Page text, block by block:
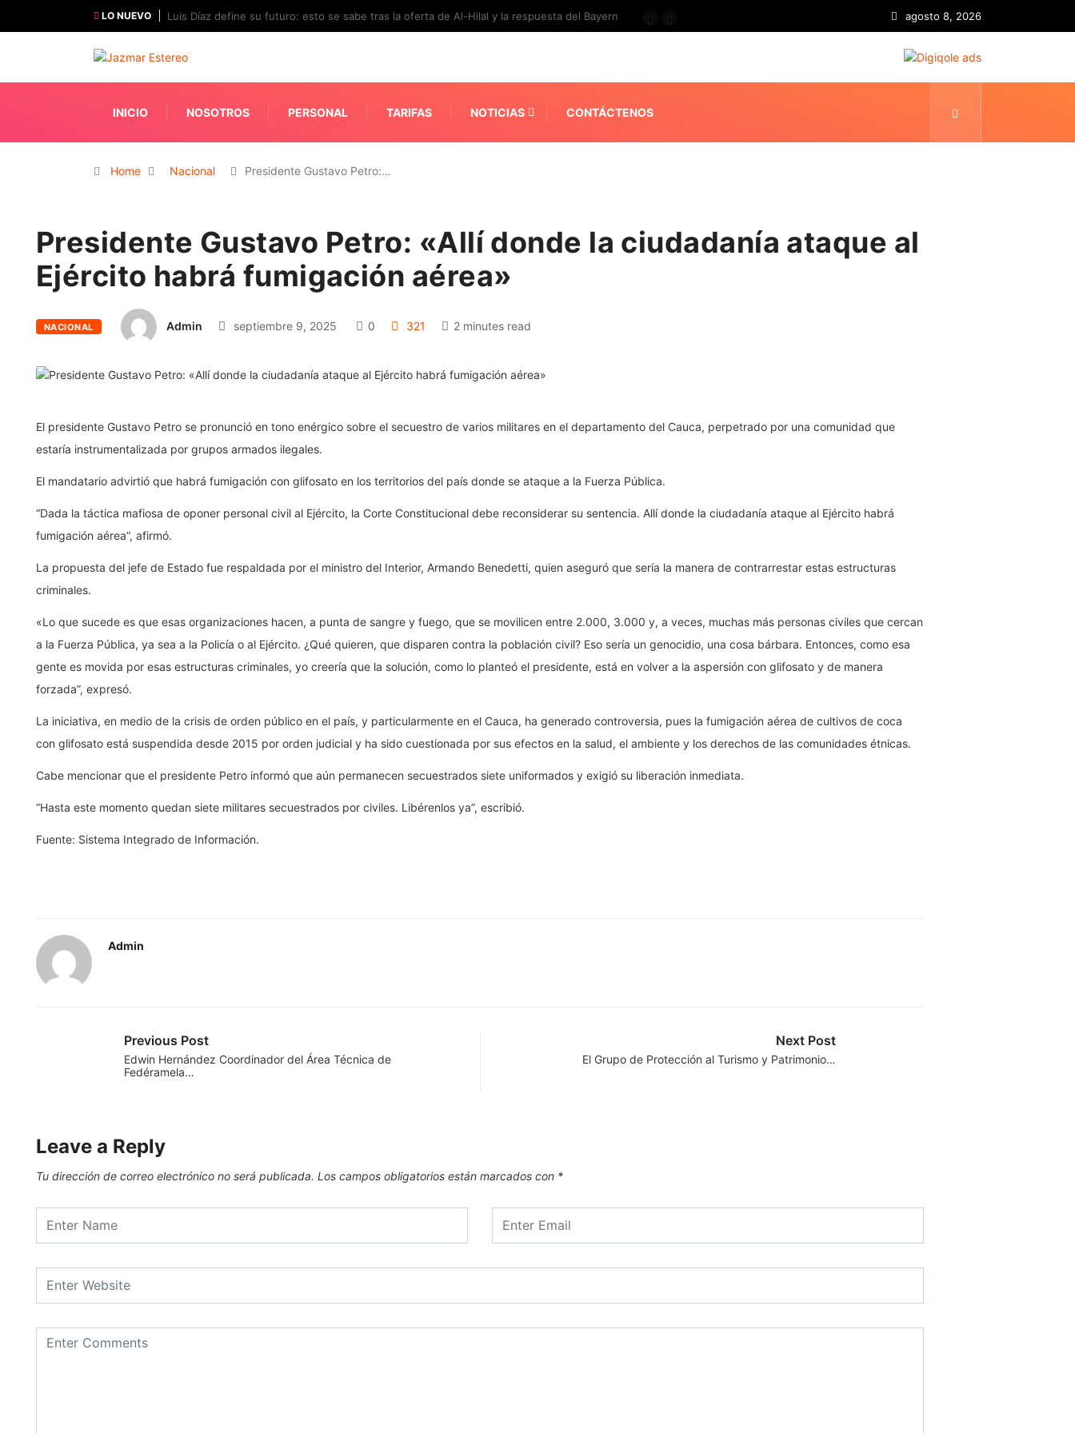
LO NUEVO Luis Díaz define su futuro: esto se sabe tras la oferta de Al-Hilal y la respuesta del Bayern agosto 8, 2026
INICIO NOSOTROS PERSONAL TARIFAS NOTICIAS CONTÁCTENOS
Home Nacional Presidente Gustavo Petro:…
Presidente Gustavo Petro: «Allí donde la ciudadanía ataque al
Ejército habrá fumigación aérea»
NACIONAL Admin septiembre 9, 2025 0 321 2 minutes read
El presidente Gustavo Petro se pronunció en tono enérgico sobre el secuestro de varios militares en el departamento del Cauca, perpetrado por una comunidad que
estaría instrumentalizada por grupos armados ilegales.
El mandatario advirtió que habrá fumigación con glifosato en los territorios del país donde se ataque a la Fuerza Pública.
“Dada la táctica mafiosa de oponer personal civil al Ejército, la Corte Constitucional debe reconsiderar su sentencia. Allí donde la ciudadanía ataque al Ejército habrá
fumigación aérea”, afirmó.
La propuesta del jefe de Estado fue respaldada por el ministro del Interior, Armando Benedetti, quien aseguró que sería la manera de contrarrestar estas estructuras
criminales.
«Lo que sucede es que esas organizaciones hacen, a punta de sangre y fuego, que se movilicen entre 2.000, 3.000 y, a veces, muchas más personas civiles que cercan
a la Fuerza Pública, ya sea a la Policía o al Ejército. ¿Qué quieren, que disparen contra la población civil? Eso sería un genocidio, una cosa bárbara. Entonces, como esa
gente es movida por esas estructuras criminales, yo creería que la solución, como lo planteó el presidente, está en volver a la aspersión con glifosato y de manera
forzada”, expresó.
La iniciativa, en medio de la crisis de orden público en el país, y particularmente en el Cauca, ha generado controversia, pues la fumigación aérea de cultivos de coca
con glifosato está suspendida desde 2015 por orden judicial y ha sido cuestionada por sus efectos en la salud, el ambiente y los derechos de las comunidades étnicas.
Cabe mencionar que el presidente Petro informó que aún permanecen secuestrados siete uniformados y exigió su liberación inmediata.
“Hasta este momento quedan siete militares secuestrados por civiles. Libérenlos ya”, escribió.
Fuente: Sistema Integrado de Información.
Admin
Previous Post
Edwin Hernández Coordinador del Área Técnica de
Fedéramela…
Next Post
El Grupo de Protección al Turismo y Patrimonio…
Leave a Reply
Tu dirección de correo electrónico no será publicada. Los campos obligatorios están marcados con *